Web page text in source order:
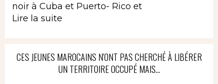
noir à Cuba et Puerto- Rico et
Lire la suite
CES JEUNES MAROCAINS N'ONT PAS CHERCHÉ À LIBÉRER
UN TERRITOIRE OCCUPÉ MAIS...